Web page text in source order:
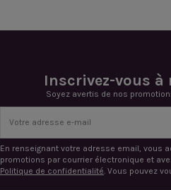
Inscrivez-vous à
Soyez avertis de nos
En renseignant votre adresse email, vous
promotions par courrier électronique et
Politique de confidentialité. Vous pouvez